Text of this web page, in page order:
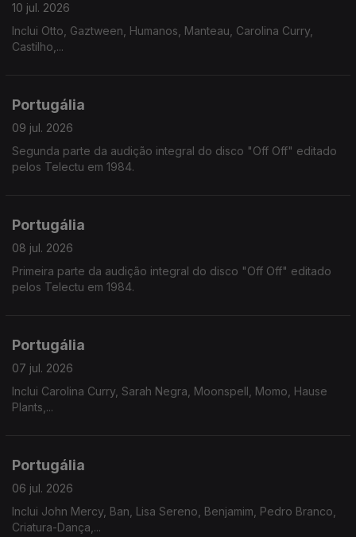
10 jul. 2026
Inclui Otto, Gaztween, Humanos, Manteau, Carolina Curry,
Castilho,...
Portugália
09 jul. 2026
Segunda parte da audição integral do disco "Off Off" editado
pelos Telectu em 1984.
Portugália
08 jul. 2026
Primeira parte da audição integral do disco "Off Off" editado
pelos Telectu em 1984.
Portugália
07 jul. 2026
Inclui Carolina Curry, Sarah Negra, Moonspell, Momo, Hause
Plants,...
Portugália
06 jul. 2026
Inclui John Mercy, Ban, Lisa Sereno, Benjamim, Pedro Branco,
Criatura-Dança,...